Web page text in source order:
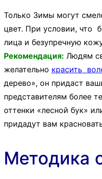
Только Зимы могут
цвет. При условии, что
лица и безупречную
Рекомендация: Людям
желательно красить
дерево», он придаст
представителям более
оттенки «лесной бук»
придадут вам
Методика